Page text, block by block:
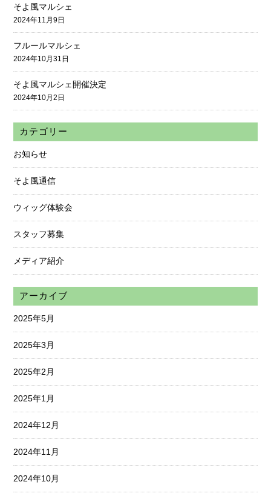
そよ風マルシェ
2024年11月9日
フルールマルシェ
2024年10月31日
そよ風マルシェ開催決定
2024年10月2日
カテゴリー
お知らせ
そよ風通信
ウィッグ体験会
スタッフ募集
メディア紹介
アーカイブ
2025年5月
2025年3月
2025年2月
2025年1月
2024年12月
2024年11月
2024年10月